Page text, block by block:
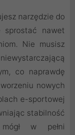
narzędzie do
nawet
Nie musisz
co naprawdę
nowych
e-sportowej
stabilność
w pełni